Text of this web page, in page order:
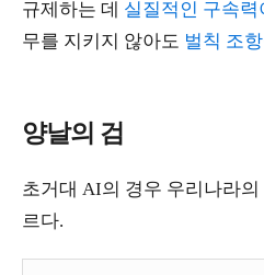
규제하는 데 실질적인 구속력
무를 지키지 않아도 벌칙 조
양날의 검
초거대 AI의 경우 우리나라
르다.